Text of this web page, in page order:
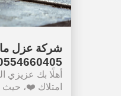
شركة عزل
0554660405| بأعلى
أهلًا بك عزيزي
امتلاك ❤️، حيث